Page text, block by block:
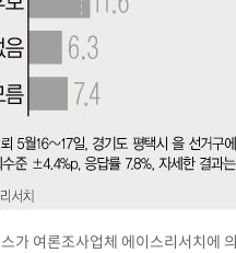
원 내린 1416.1원 마감
측…서울, 2018년 이후 첫 40도
용공간 확보' 신용해 前교정본부장
파문…"국민적 공분에 수사 재개"
대 파문까지…'쑥대밭' 된 축구협회
부위원장에 김태유 서울대 공대 교
차기 발언' 진종오·서범수 징계 절차
가 여론조사업체 에이스리서치에